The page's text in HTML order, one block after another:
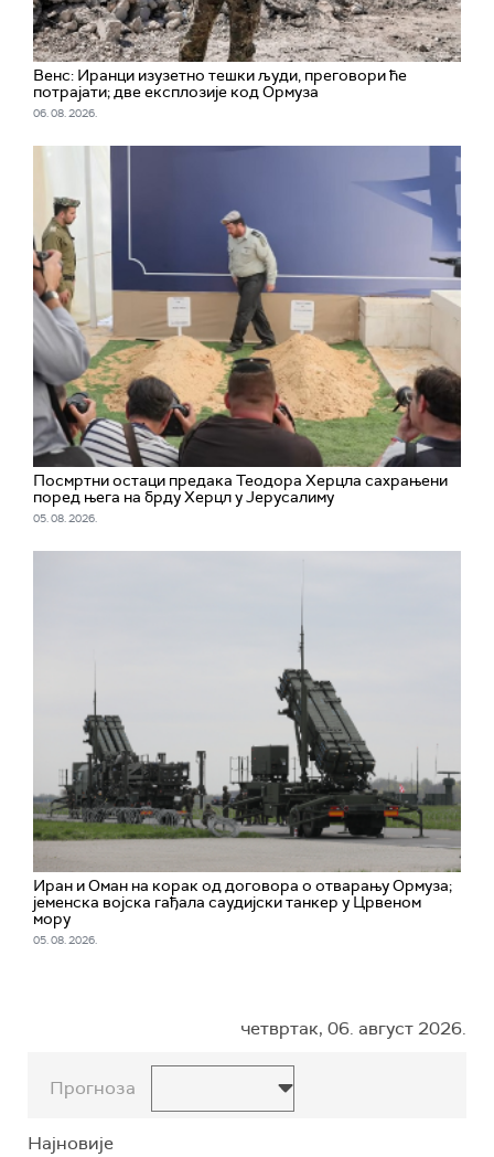
Венс: Иранци изузетно тешки људи, преговори ће
потрајати; две експлозије код Ормуза
06. 08. 2026.
Посмртни остаци предака Теодора Херцла сахрањени
поред њега на брду Херцл у Јерусалиму
05. 08. 2026.
Иран и Оман на корак од договора о отварању Ормуза;
jеменска војска гађала саудијски танкер у Црвеном
мору
05. 08. 2026.
четвртак, 06. август 2026.
Прогноза
Најновије